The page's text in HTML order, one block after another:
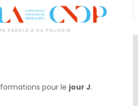
pour le jour J.